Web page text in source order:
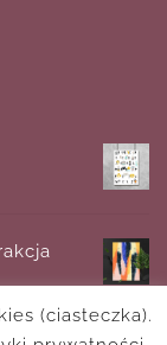
(ciasteczka).